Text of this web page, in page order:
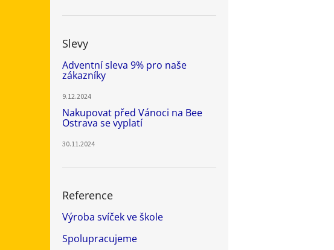
Slevy
Adventní sleva 9% pro naše
zákazníky
9.12.2024
Nakupovat před Vánoci na Bee
Ostrava se vyplatí
30.11.2024
Reference
Výroba svíček ve škole
Spolupracujeme